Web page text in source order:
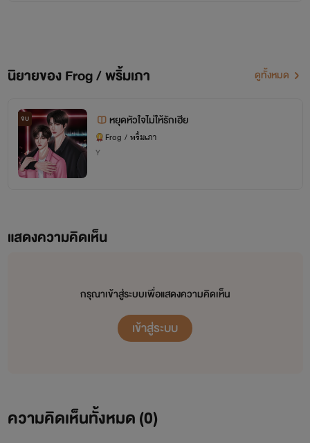
นิยายของ Frog / พริ้มเภา ดูทั้งหมด
จบ หยุดหัวใจไม่ให้รักเฮีย
Frog / พริ้มเภา
Y
แสดงความคิดเห็น
กรุณาเข้าสู่ระบบเพื่อแสดงความคิดเห็น
เข้าสู่ระบบ
ความคิดเห็นทั้งหมด (0)